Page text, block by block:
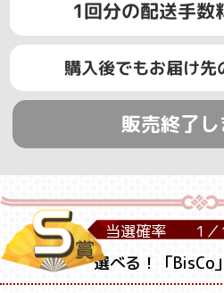
1回分の配送手数
購入後でもお届け先
販売終了
当選確率 1／
選べる！「BisCo